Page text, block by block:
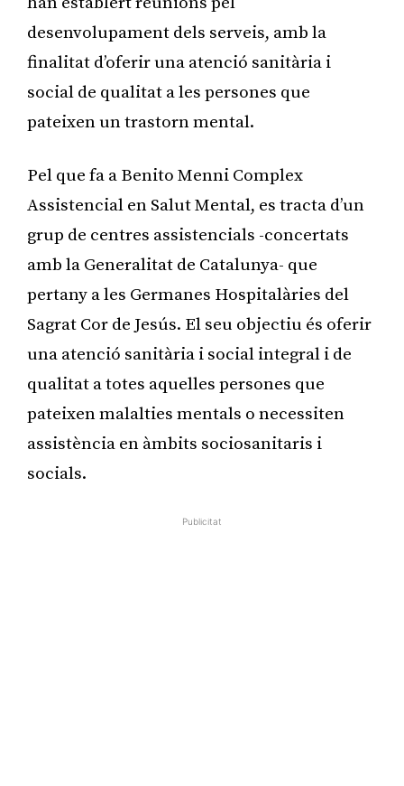
desenvolupament dels serveis, amb la
finalitat d’oferir una atenció sanitària i
social de qualitat a les persones que
pateixen un trastorn mental.
Pel que fa a Benito Menni Complex
Assistencial en Salut Mental, es tracta d’un
grup de centres assistencials -concertats
amb la Generalitat de Catalunya- que
pertany a les Germanes Hospitalàries del
Sagrat Cor de Jesús. El seu objectiu és oferir
una atenció sanitària i social integral i de
qualitat a totes aquelles persones que
pateixen malalties mentals o necessiten
assistència en àmbits sociosanitaris i
socials.
Publicitat